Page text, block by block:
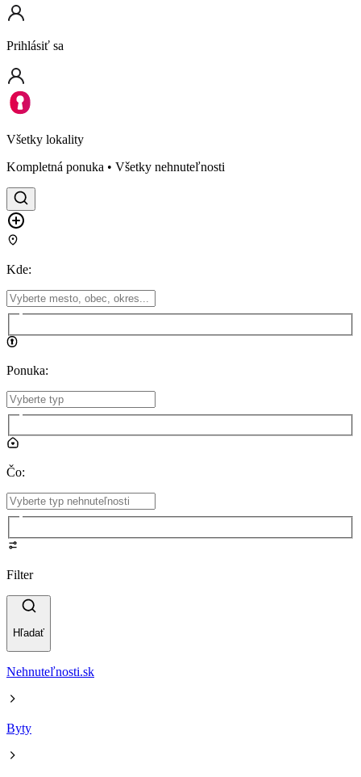
Prihlásiť sa
Všetky lokality
Kompletná ponuka • Všetky nehnuteľnosti
Kde:
Ponuka:
Čo:
Filter
Hľadať
Nehnuteľnosti.sk
Byty